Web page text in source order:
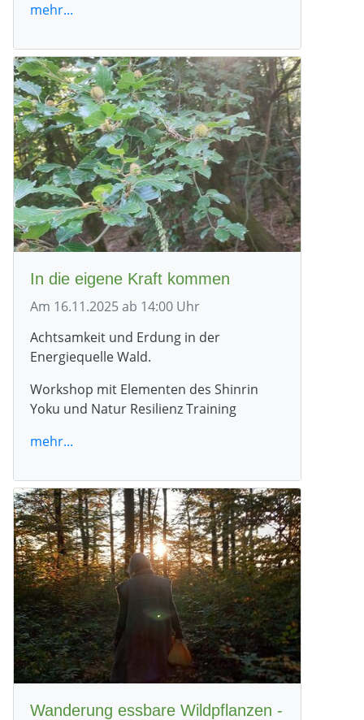
mehr...
In die eigene Kraft kommen
Am 16.11.2025 ab 14:00 Uhr
Achtsamkeit und Erdung in der
Energiequelle Wald.
Workshop mit Elementen des Shinrin
Yoku und Natur Resilienz Training
mehr...
Wanderung essbare Wildpflanzen -